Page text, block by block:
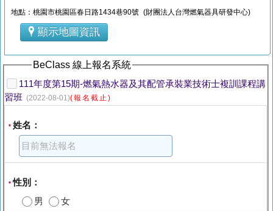
地點：桃園市桃園區春日路1434巷90號 (財團法人台灣燃氣器具研發中心)
顯示地圖資訊
BeClass 線上報名系統
111年度第15期-燃氣熱水器及其配管承裝業技術士複訓課程講
習班 (2022-08-01)(報名截止)
* 姓名：
*性別：
男
女